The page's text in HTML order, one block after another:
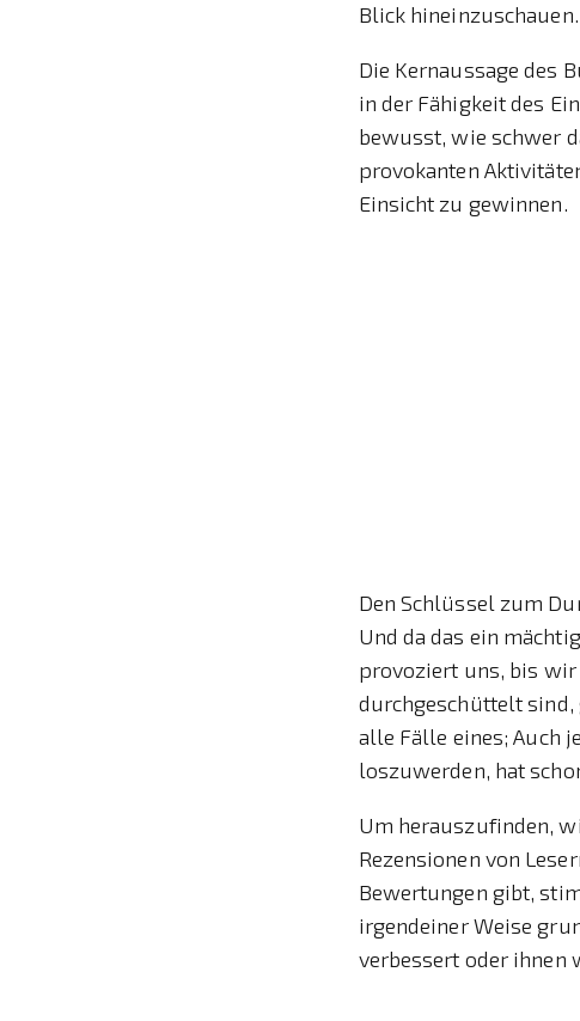
Blick hineinzuschauen.
Die Kernaussage des
in der Fähigkeit des
bewusst, wie schwer
provokanten
Einsicht zu gewinnen.
Den Schlüssel zum
Und da das ein
provoziert uns, bis
durchgeschüttelt sind,
alle Fälle eines; Auch
loszuwerden, hat
Um herauszufinden,
Rezensionen von
Bewertungen gibt,
irgendeiner Weise
verbessert oder ihnen